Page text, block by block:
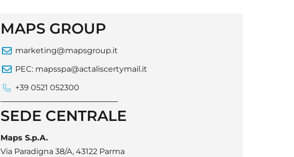
MAPS GROUP
marketing@mapsgroup.it
PEC: mapsspa@actaliscertymail.it
+39 0521 052300
SEDE CENTRALE
Maps S.p.A.
Via Paradigna 38/A, 43122 Parma